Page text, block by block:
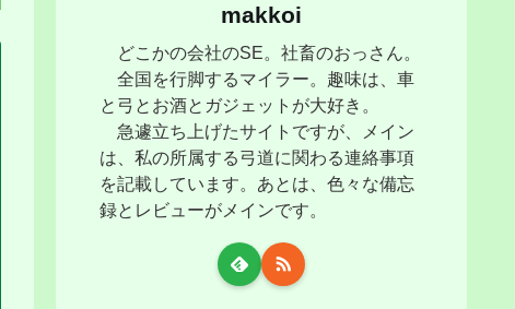
makkoi
どこかの会社のSE。社畜のおっさん。
全国を行脚するマイラー。趣味は、車
と弓とお酒とガジェットが大好き。
急遽立ち上げたサイトですが、メイン
は、私の所属する弓道に関わる連絡事項
を記載しています。あとは、色々な備忘
録とレビューがメインです。